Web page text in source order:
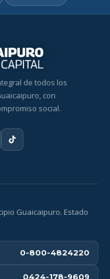
de todos los
con
social.
Guaicaipuro. Estado
0-800-4824220
0424-178-9609